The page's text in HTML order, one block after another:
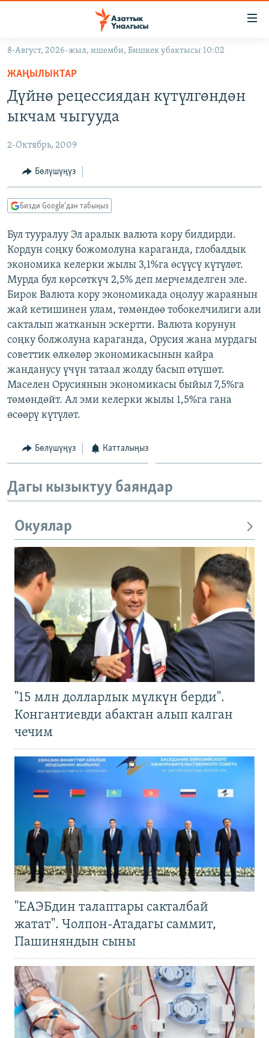
Навигацияга
өтүңүз
Издөөгө
салыңызКЫРГЫЗСТАН
ЭКОНОМИКА
МАДАНИЯТ
ДҮЙНӨ
БОРБОР АЗИЯ
АТАЙЫН ИЛИКТӨӨ
ТВ ПРОГРАММАЛАР
ЭКСПЕРТТЕР ТАЛДАЙТ
БИЗ ЖАНА ДҮЙНӨ
ДАНИСТЕ
ЭЖЕ-СИҢДИЛЕР
АЗАТТЫК+
ЫҢГАЙСЫЗ СУРООЛОР
ӨЗГӨЧӨ ПИКИР
Русский
ОНЛАЙН ШЕРИНЕ
ЭЕ/АРнун бардык сайттары
8-Август, 2026-жыл, ишемби, Бишкек убактысы 10:02
ЖАҢЫЛЫКТАР
Дүйнө рецессиядан күтүлгөндөн
ыкчам чыгууда
2-Октябрь, 2009
Бөлүшүңүз
Бизди Google'дан табыңыз
Бул тууралуу Эл аралык валюта кору билдирди.
Кордун соңку божомолуна караганда, глобалдык
экономика келерки жылы 3,1%га өсүүсү күтүлөт.
Мурда бул көрсөткүч 2,5% деп мерчемделген эле.
Бирок Валюта кору экономикада оңолуу жараянын
жай кетишинен улам, төмөндөө тобокелчилиги али
сакталып жатканын эскертти. Валюта корунун
соңку болжолуна караганда, Орусия жана мурдагы
советтик өлкөлөр экономикасынын кайра
жанданусу үчүн татаал жолду басып өтүшөт.
Маселен Орусиянын экономикасы быйыл 7,5%га
төмөндөйт. Ал эми келерки жылы 1,5%га гана
өсөөрү күтүлөт.
Бөлүшүңүз Катталыңыз
Дагы кызыктуу баяндар
Окуялар
"15 млн долларлык мүлкүн берди".
Конгантиевди абактан алып калган
чечим
"ЕАЭБдин талаптары сакталбай
жатат". Чолпон-Атадагы саммит,
Пашиняндын сыны